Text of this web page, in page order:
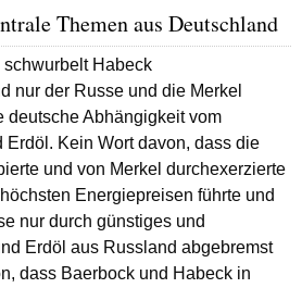
Themen aus Deutschland
Habeck
nur der Russe und die Merkel
deutsche Abhängigkeit vom
Erdöl. Kein Wort davon, dass die
und von Merkel durchexerzierte
Energiepreisen führte und
nur durch günstiges und
Erdöl aus Russland abgebremst
dass Baerbock und Habeck in